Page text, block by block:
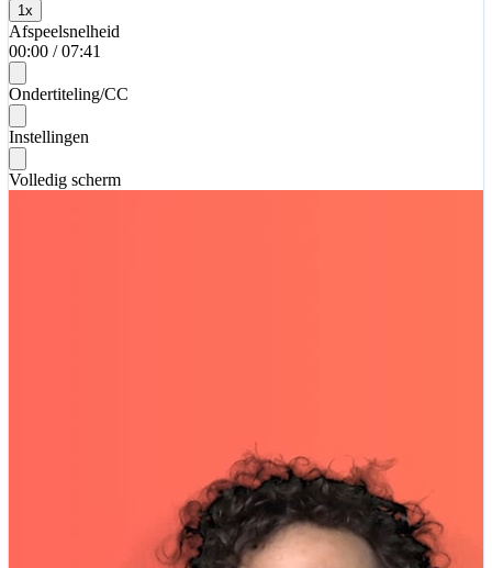
1 x
Afspeelsnelheid
00:00 / 07:41
Ondertiteling/CC
Instellingen
Volledig scherm